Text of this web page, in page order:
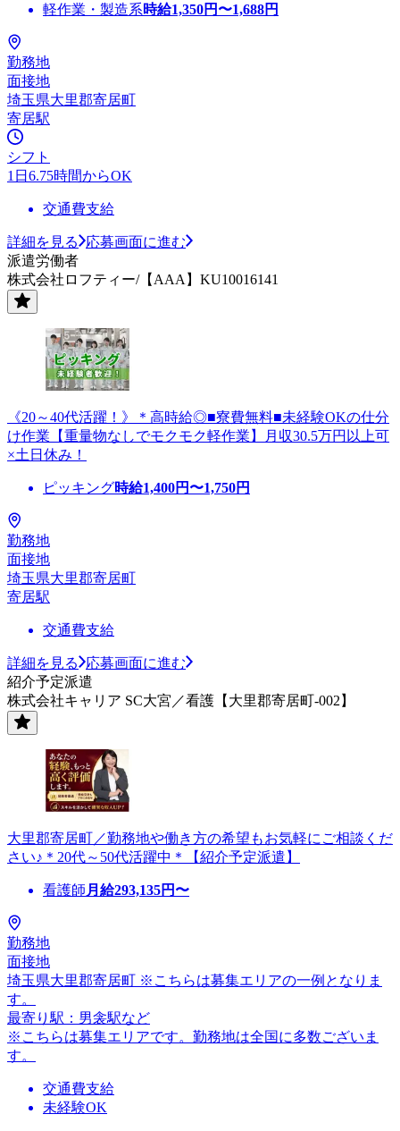
軽作業・製造系時給1,350円〜1,688円
勤務地
面接地
埼玉県大里郡寄居町
寄居駅
シフト
1日6.75時間からOK
交通費支給
詳細を見る
応募画面に進む
派遣労働者
株式会社ロフティー/【AAA】KU10016141
《20～40代活躍！》＊高時給◎■寮費無料■未経験OKの仕分
け作業【重量物なしでモクモク軽作業】月収30.5万円以上可
×土日休み！
ピッキング時給1,400円〜1,750円
勤務地
面接地
埼玉県大里郡寄居町
寄居駅
交通費支給
詳細を見る
応募画面に進む
紹介予定派遣
株式会社キャリア SC大宮／看護【大里郡寄居町-002】
大里郡寄居町／勤務地や働き方の希望もお気軽にご相談くだ
さい♪＊20代～50代活躍中＊【紹介予定派遣】
看護師 月給293,135円〜
勤務地
面接地
埼玉県大里郡寄居町 ※こちらは募集エリアの一例となりま
す。
最寄り駅：男衾駅など
※こちらは募集エリアです。勤務地は全国に多数ございま
す。
交通費支給
未経験OK